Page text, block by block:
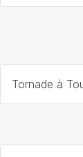
Tornade à